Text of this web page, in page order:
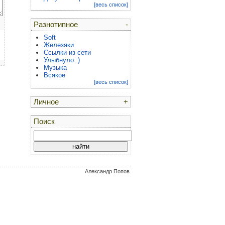
[весь список]
-
Разнотипное
Soft
Железяки
Ссылки из сети
Улыбнуло :)
Музыка
Всякое
[весь список]
+
Личное
Поиск
Александр Попов